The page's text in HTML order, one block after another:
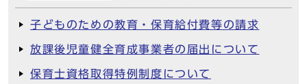
子どものための教育・保育給付費等の請求
放課後児童健全育成事業者の届出について
保育士資格取得特例制度について